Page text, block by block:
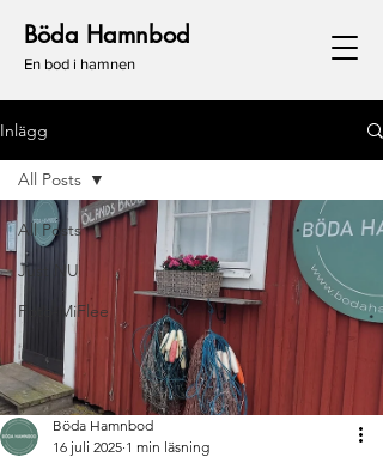
Böda Hamnbod
En bod i hamnen
Inlägg
All Posts
Just NU
Foto-MiFlee
All Posts
Böda Hamnbod
16 juli 2025 1 min läsning